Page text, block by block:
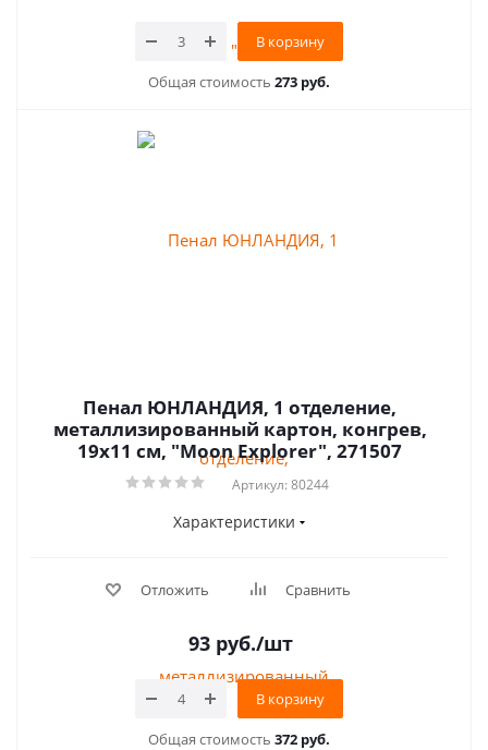
В корзину
Общая стоимость 273 руб.
Пенал ЮНЛАНДИЯ, 1 отделение,
металлизированный картон, конгрев,
19х11 см, "Moon Explorer", 271507
Артикул: 80244
Характеристики
Отложить Сравнить
93руб./шт
В корзину
Общая стоимость 372 руб.